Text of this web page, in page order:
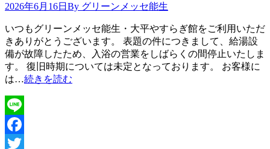
2026年6月16日 By グリーンメッセ能生
いつもグリーンメッセ能生・大平やすらぎ館をご利用いただ
きありがとうございます。 表題の件につきまして、給湯設
備が故障したため、入浴の営業をしばらくの間停止いたしま
す。 復旧時期については未定となっております。 お客様に
は…続きを読む
Line
Facebook